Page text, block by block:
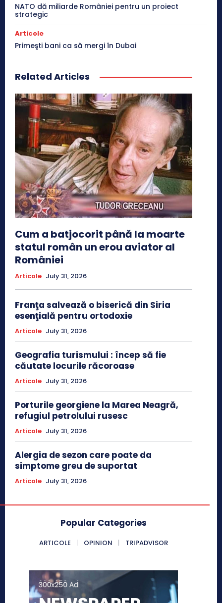
NATO dă miliarde României pentru un proiect
strategic
Articole
Primeşti bani ca să mergi în Dubai
Related Articles
Cum a batjocorit până la moarte
statul român un erou aviator al
României
Articole July 31, 2026
Franţa salvează o biserică din Siria
esenţială pentru ortodoxie
Articole July 31, 2026
Geografia turismului : încep să fie
căutate locurile răcoroase
Articole July 31, 2026
Porturile georgiene la Marea Neagră,
refugiul petrolului rusesc
Articole July 31, 2026
Alergia de sezon care poate da
simptome greu de suportat
Articole July 31, 2026
Popular Categories
ARTICOLE OPINION TRIPADVISOR